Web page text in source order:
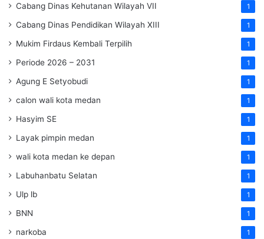
Cabang Dinas Kehutanan Wilayah VII 1
Cabang Dinas Pendidikan Wilayah XIII 1
Mukim Firdaus Kembali Terpilih 1
Periode 2026 – 2031 1
Agung E Setyobudi 1
calon wali kota medan 1
Hasyim SE 1
Layak pimpin medan 1
wali kota medan ke depan 1
Labuhanbatu Selatan 1
Ulp lb 1
BNN 1
narkoba 1